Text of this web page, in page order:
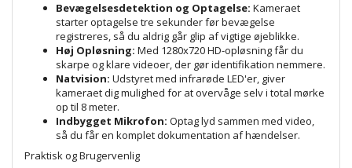
Bevægelsesdetektion og Optagelse: Kameraet
starter optagelse tre sekunder før bevægelse
registreres, så du aldrig går glip af vigtige øjeblikke.
Høj Opløsning: Med 1280x720 HD-opløsning får du
skarpe og klare videoer, der gør identifikation nemmere.
Natvision: Udstyret med infrarøde LED'er, giver
kameraet dig mulighed for at overvåge selv i total mørke
op til 8 meter.
Indbygget Mikrofon: Optag lyd sammen med video,
så du får en komplet dokumentation af hændelser.
Praktisk og Brugervenlig